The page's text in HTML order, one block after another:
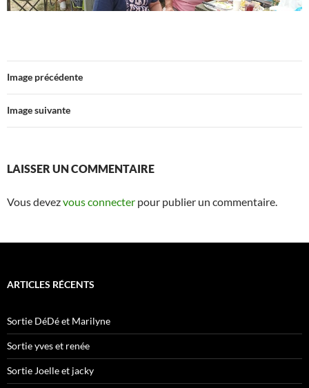
Image précédente
Image suivante
LAISSER UN COMMENTAIRE
Vous devezvous connecter pour publier un commentaire.
ARTICLES RÉCENTS
Sortie DéDé et Marilyne
Sortie yves et renée
Sortie Joelle et jacky